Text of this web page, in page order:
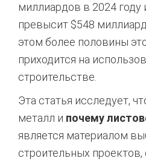
миллиардов в 2024 году
превысит $548
этом более половины
приходится на
строительстве.
Эта статья исследует,
металл и почему
является материалом
строительных проектов,